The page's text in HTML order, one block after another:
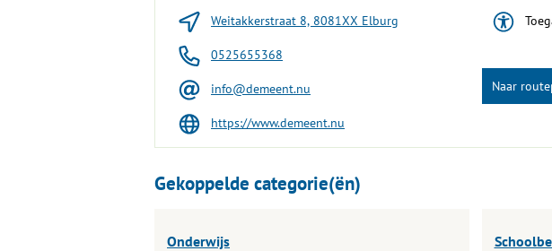
Weitakkerstraat 8, 8081XX Elburg
0525655368
info@demeent.nu
https://www.demeent.nu
Naar
Gekoppelde categorie(ën)
Onderwijs